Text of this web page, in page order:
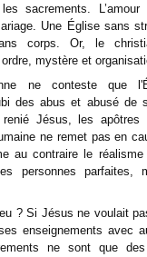
sacrements.
Une Église sans
corps. Or, le
mystère et
ne conteste que
des abus et abusé de
Jésus, les
ne remet pas en
au contraire le
personnes parfaites,
? Si Jésus ne voulait
enseignements avec
ne sont que